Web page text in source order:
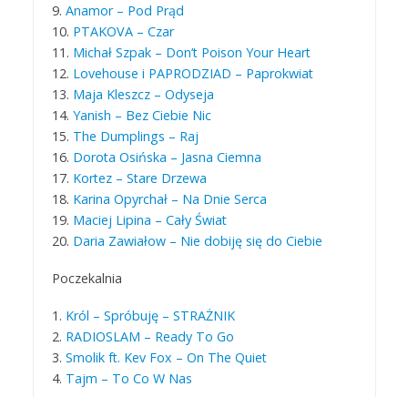
9. Anamor – Pod Prąd
10. PTAKOVA – Czar
11. Michał Szpak – Don’t Poison Your Heart
12. Lovehouse i PAPRODZIAD – Paprokwiat
13. Maja Kleszcz – Odyseja
14. Yanish – Bez Ciebie Nic
15. The Dumplings – Raj
16. Dorota Osińska – Jasna Ciemna
17. Kortez – Stare Drzewa
18. Karina Opyrchał – Na Dnie Serca
19. Maciej Lipina – Cały Świat
20. Daria Zawiałow – Nie dobiję się do Ciebie
Poczekalnia
1. Król – Spróbuję – STRAŻNIK
2. RADIOSLAM – Ready To Go
3. Smolik ft. Kev Fox – On The Quiet
4. Tajm – To Co W Nas